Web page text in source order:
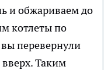
и обжариваем до
котлеты по
вы перевернули
Таким